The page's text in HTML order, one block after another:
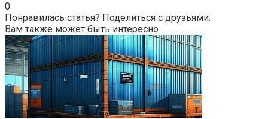
0
Понравилась статья? Поделиться с друзьями:
Вам также может быть интересно